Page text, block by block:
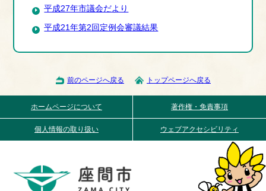
平成27年市議会だより
平成21年第2回定例会審議結果
前のページへ戻る トップページへ戻る
ホームページについて 著作権・免責事項
個人情報の取り扱い ウェブアクセシビリティ